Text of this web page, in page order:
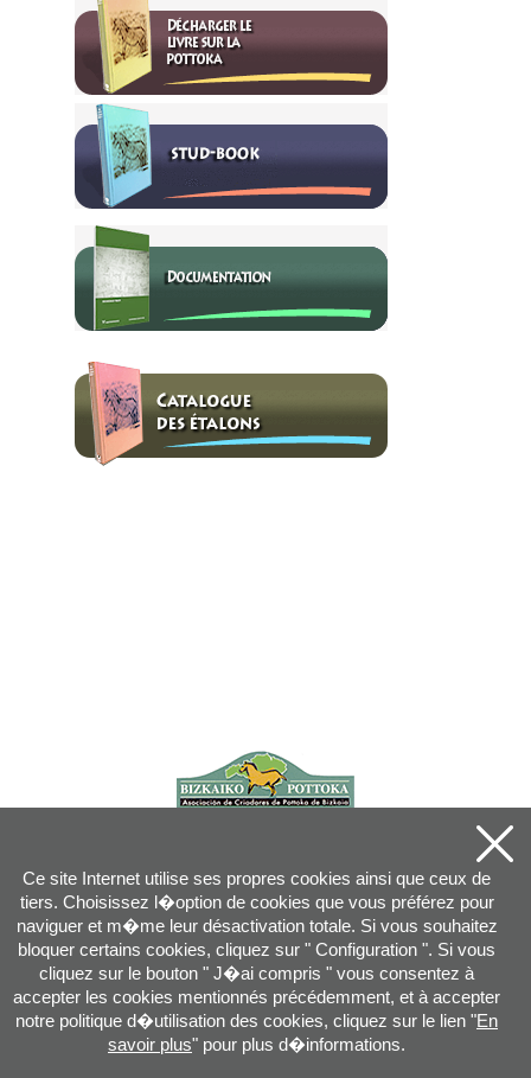
Ce site Internet utilise ses propres cookies ainsi que ceux de
tiers. Choisissez l�option de cookies que vous préférez pour
naviguer et m�me leur désactivation totale. Si vous souhaitez
bloquer certains cookies, cliquez sur " Configuration ". Si vous
cliquez sur le bouton " J�ai compris " vous consentez à
accepter les cookies mentionnés précédemment, et à accepter
notre politique d�utilisation des cookies, cliquez sur le lien "En
savoir plus" pour plus d�informations.